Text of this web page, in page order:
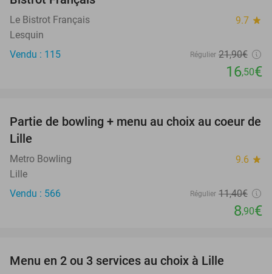
Le Bistrot Français 9.7 star
Lesquin
Vendu : 115
Régulier 21,90€
16,50€
22%
Partie de bowling + menu au choix au coeur de
Lille
Metro Bowling 9.6 star
Lille
Vendu : 566
Régulier 11,40€
8,90€
Menu en 2 ou 3 services au choix à Lille